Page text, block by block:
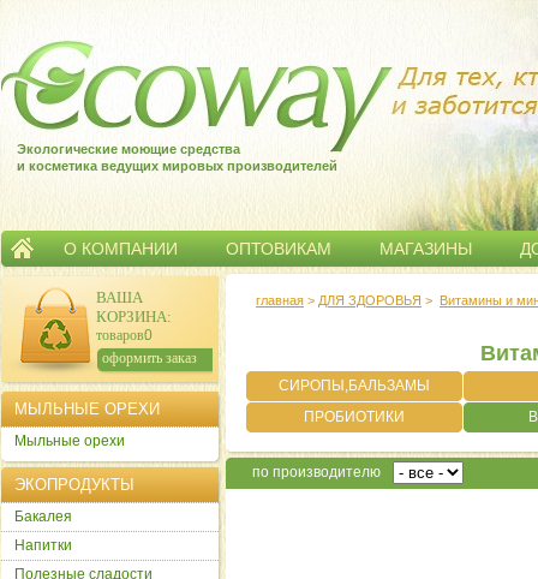
Экологические моющие средства
и косметика ведущих мировых производителей
О КОМПАНИИ ОПТОВИКАМ МАГАЗИНЫ
главная > ДЛЯ ЗДОРОВЬЯ > Витамины и
СИРОПЫ,БАЛЬЗАМЫ
ПРОБИОТИКИ
по производителю
ВАША
КОРЗИНА:
товаров:0
сумма: 0р.
оформить заказ
МЫЛЬНЫЕ ОРЕХИ
Мыльные орехи
ЭКОПРОДУКТЫ
Бакалея
Напитки
Полезные сладости